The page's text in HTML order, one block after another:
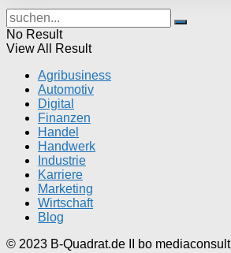
No Result
View All Result
Agribusiness
Automotiv
Digital
Finanzen
Handel
Handwerk
Industrie
Karriere
Marketing
Wirtschaft
Blog
© 2023 B-Quadrat.de II bo mediaconsult